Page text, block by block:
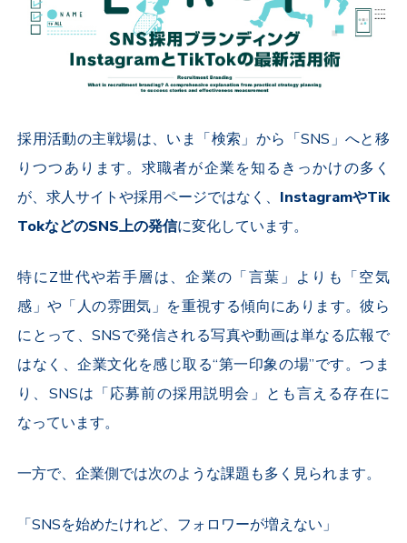
採用活動の主戦場は、いま「検索」から「SNS」へと移
りつつあります。求職者が企業を知るきっかけの多く
が、求人サイトや採用ページではなく、 InstagramやTik
TokなどのSNS上の発信に変化しています。
特にZ世代や若手層は、企業の「言葉」よりも「空気
感」や「人の雰囲気」を重視する傾向にあります。彼ら
にとって、SNSで発信される写真や動画は単なる広報で
はなく、企業文化を感じ取る“第一印象の場”です。つま
り、 SNSは「応募前の採用説明会」とも言える存在に
なっています。
一方で、企業側では次のような課題も多く見られます。
「SNSを始めたけれど、フォロワーが増えない」